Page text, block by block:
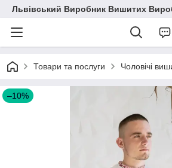
Львівський Виробник Вишитих
Товари та послуги Чоловічі
–10%